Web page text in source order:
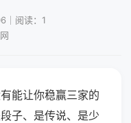
｜阅读：1
能让你稳赢三家的
子、是传说、是少